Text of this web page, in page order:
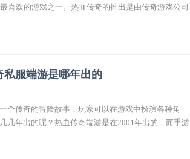
喜欢的游戏之一。热血传奇的推出是由传奇游戏公司
服端游是哪年出的
个传奇的冒险故事，玩家可以在游戏中扮演各种角
几年出的呢？热血传奇端游是在2001年出的，而手游